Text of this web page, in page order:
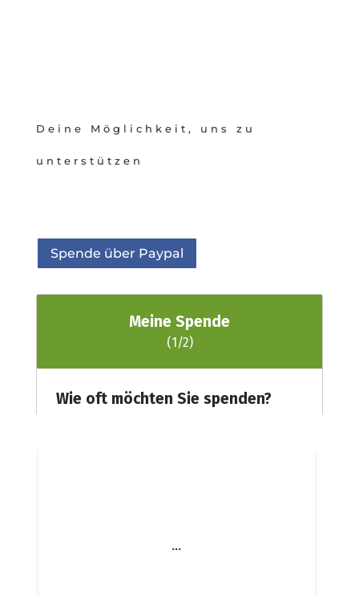
Deine Möglichkeit, uns zu
unterstützen
Spende über Paypal